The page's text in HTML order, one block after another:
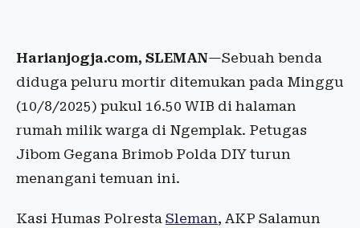
Harianjogja.com, SLEMAN—Sebuah benda
diduga peluru mortir ditemukan pada Minggu
(10/8/2025) pukul 16.50 WIB di halaman
rumah milik warga di Ngemplak. Petugas
Jibom Gegana Brimob Polda DIY turun
menangani temuan ini.
Kasi Humas Polresta Sleman, AKP Salamun